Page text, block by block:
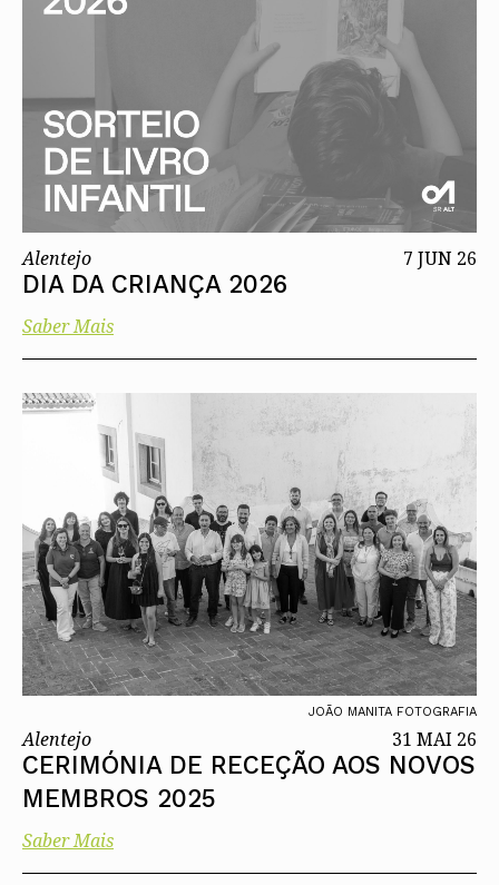
Alentejo 7 JUN 26
DIA DA CRIANÇA 2026
Saber Mais
JOÃO MANITA FOTOGRAFIA
Alentejo 31 MAI 26
CERIMÓNIA DE RECEÇÃO AOS NOVOS
MEMBROS 2025
Saber Mais